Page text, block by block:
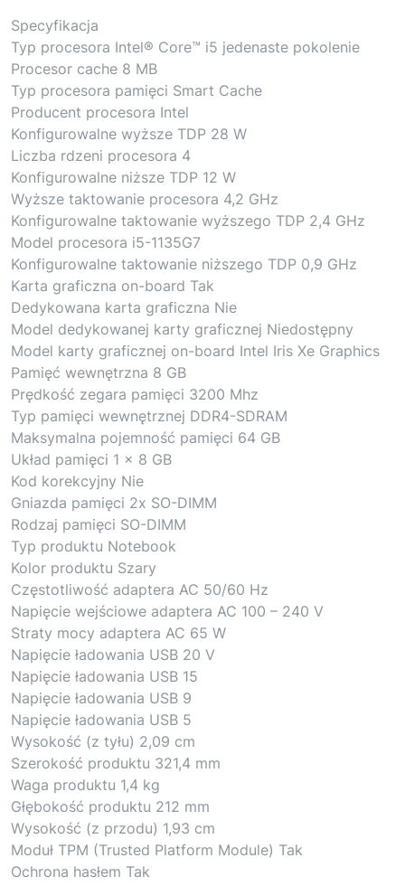
Specyfikacja
Typ procesora Intel® Core™ i5 jedenaste pokolenie
Procesor cache 8 MB
Typ procesora pamięci Smart Cache
Producent procesora Intel
Konfigurowalne wyższe TDP 28 W
Liczba rdzeni procesora 4
Konfigurowalne niższe TDP 12 W
Wyższe taktowanie procesora 4,2 GHz
Konfigurowalne taktowanie wyższego TDP 2,4 GHz
Model procesora i5-1135G7
Konfigurowalne taktowanie niższego TDP 0,9 GHz
Karta graficzna on-board Tak
Dedykowana karta graficzna Nie
Model dedykowanej karty graficznej Niedostępny
Model karty graficznej on-board Intel Iris Xe Graphics
Pamięć wewnętrzna 8 GB
Prędkość zegara pamięci 3200 Mhz
Typ pamięci wewnętrznej DDR4-SDRAM
Maksymalna pojemność pamięci 64 GB
Układ pamięci 1 x 8 GB
Kod korekcyjny Nie
Gniazda pamięci 2x SO-DIMM
Rodzaj pamięci SO-DIMM
Typ produktu Notebook
Kolor produktu Szary
Częstotliwość adaptera AC 50/60 Hz
Napięcie wejściowe adaptera AC 100 – 240 V
Straty mocy adaptera AC 65 W
Napięcie ładowania USB 20 V
Napięcie ładowania USB 15
Napięcie ładowania USB 9
Napięcie ładowania USB 5
Wysokość (z tyłu) 2,09 cm
Szerokość produktu 321,4 mm
Waga produktu 1,4 kg
Głębokość produktu 212 mm
Wysokość (z przodu) 1,93 cm
Moduł TPM (Trusted Platform Module) Tak
Ochrona hasłem Tak